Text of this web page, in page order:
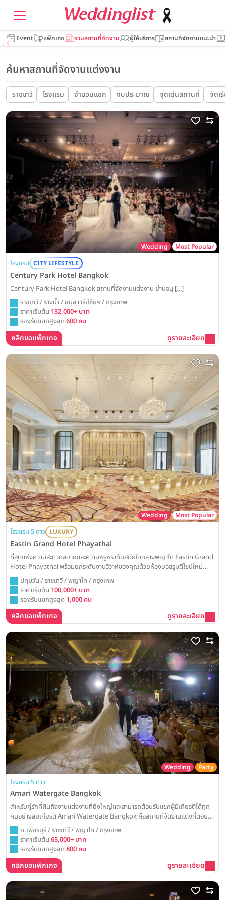
Event แพ็คเกจ รวมสถานที่จัดงาน ผู้ให้บริการ สถานที่จัดงานแนะนำ
ค้นหาสถานที่จัดงานแต่งงาน
ราชเทวี โรงแรม จำนวนแขก งบประมาณ จุดเด่นสถานที่ จัดเ
Wedding Most Popular
โรงแรม CITY LIFESTYLE
Century Park Hotel Bangkok
Century Park Hotel Bangkok สถานที่จัดงานแต่งงาน ย่านอนุ […]
ราชเทวี / รางน้ำ / อนุสาวรีย์ชัยฯ / กรุงเทพ
ราคาเริ่มต้น 132,000+ บาท
รองรับแขกสูงสุด 600 คน
คลิกขอแพ็กเกจ ดูรายละเอียด
Wedding Most Popular
โรงแรม 5 ดาว LUXURY
Eastin Grand Hotel Phayathai
ที่สุดแห่งความสะดวกสบายและความหรูหราทันสมัยใจกลางพญาไท Eastin Grand
Hotel Phayathai พร้อมยกระดับงานวิวาห์ของคุณด้วยห้องบอลรูมดีไซน์ใหม่
ล่าสุด ณ ศูนย์กลางการเดินทางที่เชื่อมต่อทุกความสุขถึงกัน
ปทุมวัน / ราชเทวี / พญาไท / กรุงเทพ
ราคาเริ่มต้น 100,000+ บาท
รองรับแขกสูงสุด 1,000 คน
คลิกขอแพ็กเกจ ดูรายละเอียด
Wedding Party
โรงแรม 5 ดาว
Amari Watergate Bangkok
สำหรับคู่รักที่ฝันถึงงานแต่งงานที่ยิ่งใหญ่และสามารถต้อนรับแขกผู้มีเกียรติได้ทุก
คนอย่างสมเกียรติ Amari Watergate Bangkok คือสถานที่จัดงานแต่งที่ตอบ
โจทย์ ด้วยห้องบอลรูมขนาดมหึมาใจกลางเมืองที่พร้อมเนรมิตทุกจินตนาการให้เป็น
จริง
ถ.เพชรบุรี / ราชเทวี / พญาไท / กรุงเทพ
ราคาเริ่มต้น 65,000+ บาท
รองรับแขกสูงสุด 800 คน
คลิกขอแพ็กเกจ ดูรายละเอียด